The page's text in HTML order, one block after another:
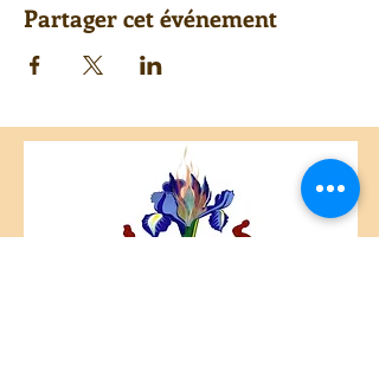
Partager cet événement